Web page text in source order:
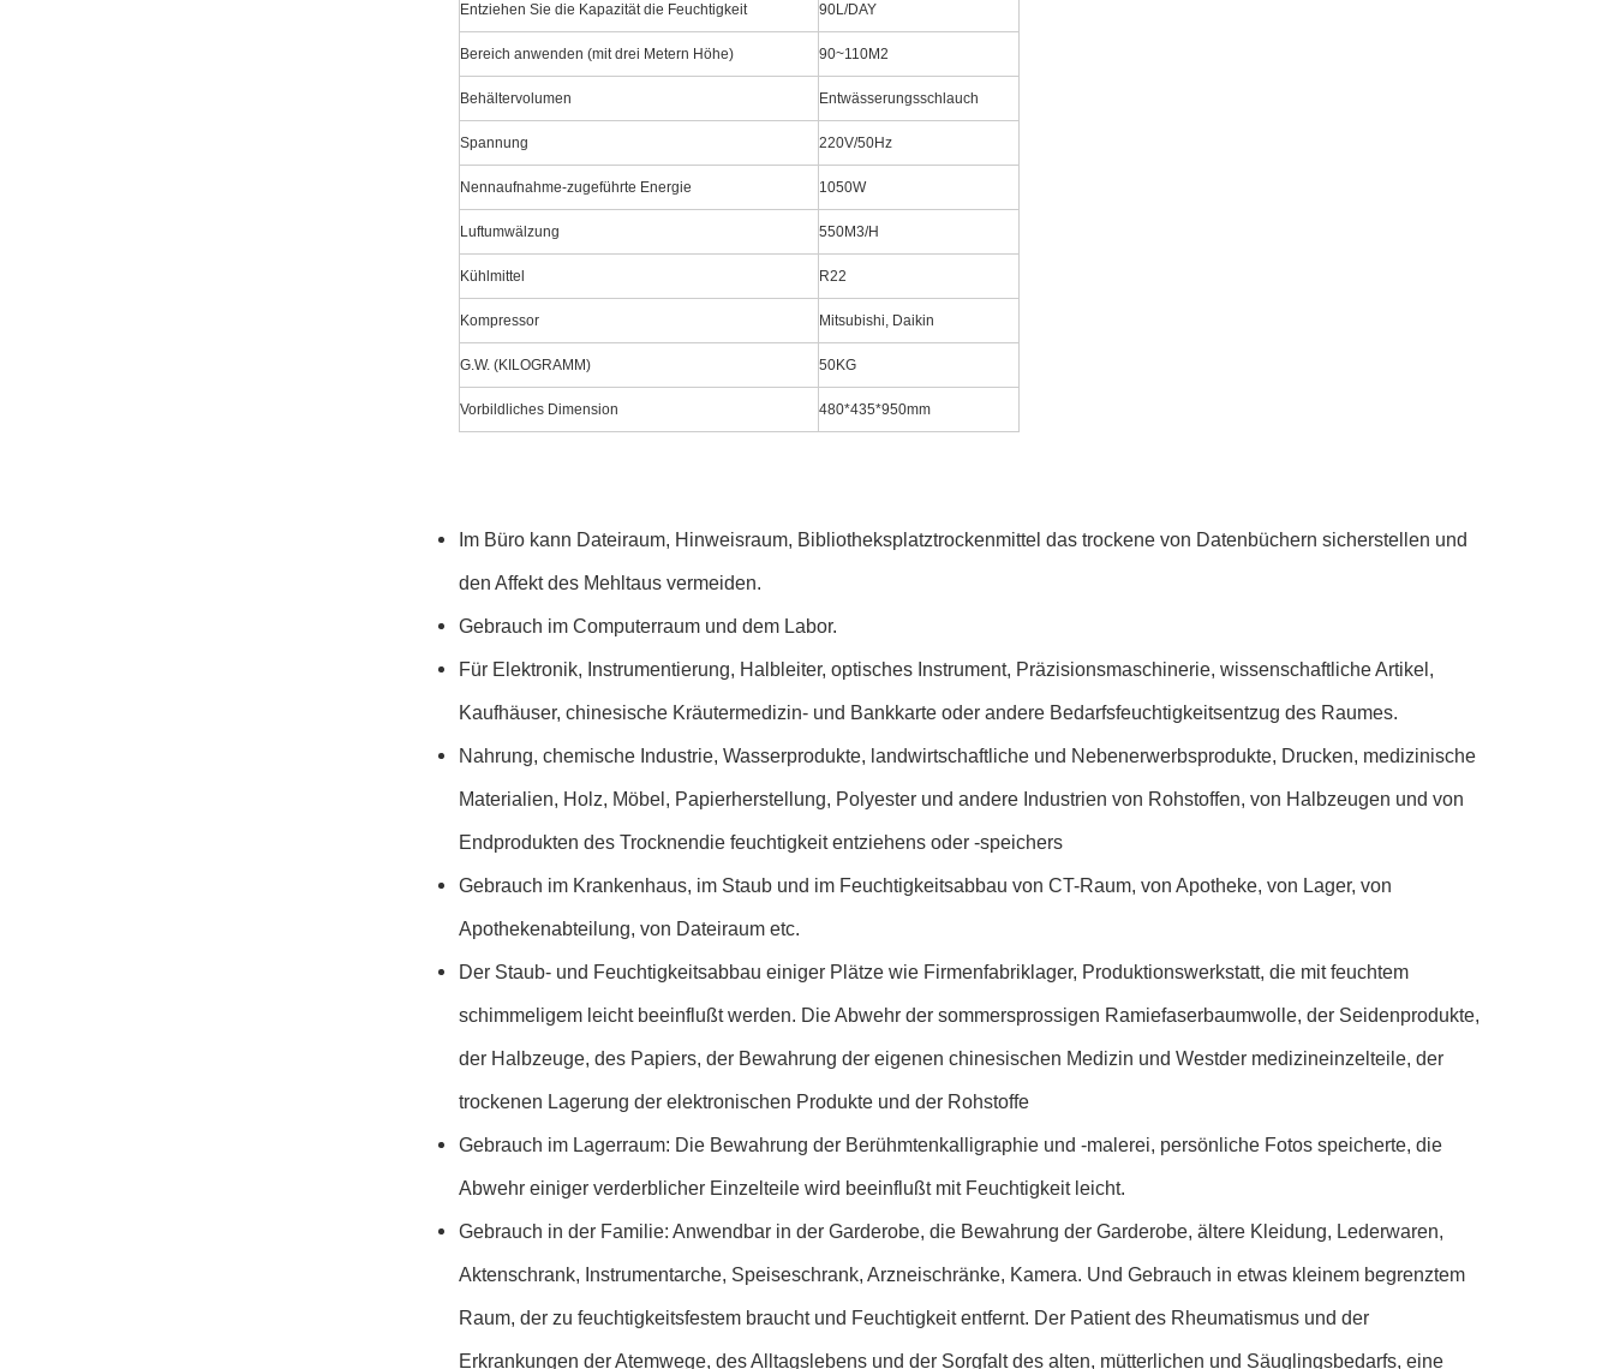
Entziehen Sie die Kapazität die Feuchtigkeit 90L/DAY
Bereich anwenden (mit drei Metern Höhe) 90~110M2
Behältervolumen Entwässerungsschlauch
Spannung 220V/50Hz
Nennaufnahme-zugeführte Energie 1050W
Luftumwälzung 550M3/H
Kühlmittel R22
Kompressor Mitsubishi, Daikin
G.W. (KILOGRAMM) 50KG
Vorbildliches Dimension 480*435*950mm
Im Büro kann Dateiraum, Hinweisraum, Bibliotheksplatztrockenmittel das trockene von Datenbüchern sicherstellen und
den Affekt des Mehltaus vermeiden.
Gebrauch im Computerraum und dem Labor.
Für Elektronik, Instrumentierung, Halbleiter, optisches Instrument, Präzisionsmaschinerie, wissenschaftliche Artikel,
Kaufhäuser, chinesische Kräutermedizin- und Bankkarte oder andere Bedarfsfeuchtigkeitsentzug des Raumes.
Nahrung, chemische Industrie, Wasserprodukte, landwirtschaftliche und Nebenerwerbsprodukte, Drucken, medizinische
Materialien, Holz, Möbel, Papierherstellung, Polyester und andere Industrien von Rohstoffen, von Halbzeugen und von
Endprodukten des Trocknendie feuchtigkeit entziehens oder -speichers
Gebrauch im Krankenhaus, im Staub und im Feuchtigkeitsabbau von CT-Raum, von Apotheke, von Lager, von
Apothekenabteilung, von Dateiraum etc.
Der Staub- und Feuchtigkeitsabbau einiger Plätze wie Firmenfabriklager, Produktionswerkstatt, die mit feuchtem
schimmeligem leicht beeinflußt werden. Die Abwehr der sommersprossigen Ramiefaserbaumwolle, der Seidenprodukte,
der Halbzeuge, des Papiers, der Bewahrung der eigenen chinesischen Medizin und Westder medizineinzelteile, der
trockenen Lagerung der elektronischen Produkte und der Rohstoffe
Gebrauch im Lagerraum: Die Bewahrung der Berühmtenkalligraphie und -malerei, persönliche Fotos speicherte, die
Abwehr einiger verderblicher Einzelteile wird beeinflußt mit Feuchtigkeit leicht.
Gebrauch in der Familie: Anwendbar in der Garderobe, die Bewahrung der Garderobe, ältere Kleidung, Lederwaren,
Aktenschrank, Instrumentarche, Speiseschrank, Arzneischränke, Kamera. Und Gebrauch in etwas kleinem begrenztem
Raum, der zu feuchtigkeitsfestem braucht und Feuchtigkeit entfernt. Der Patient des Rheumatismus und der
Erkrankungen der Atemwege, des Alltagslebens und der Sorgfalt des alten, mütterlichen und Säuglingsbedarfs, eine